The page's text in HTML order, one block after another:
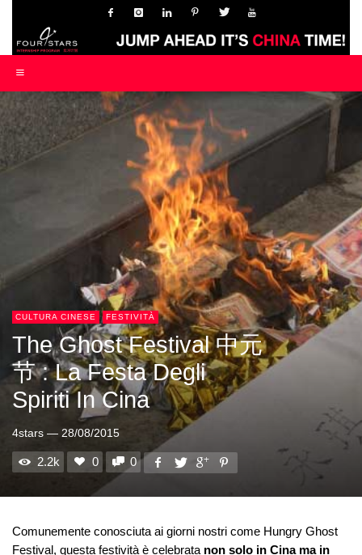
CULTURA CINESE FESTIVITÀ
The Ghost Festival 中元
节 : La Festa Degli
Spiriti In Cina
4stars — 28/08/2015
2.2k 0 0
Comunemente conosciuta ai giorni nostri come Hungry Ghost
Festival, questa festività è celebrata non solo in Cina ma in